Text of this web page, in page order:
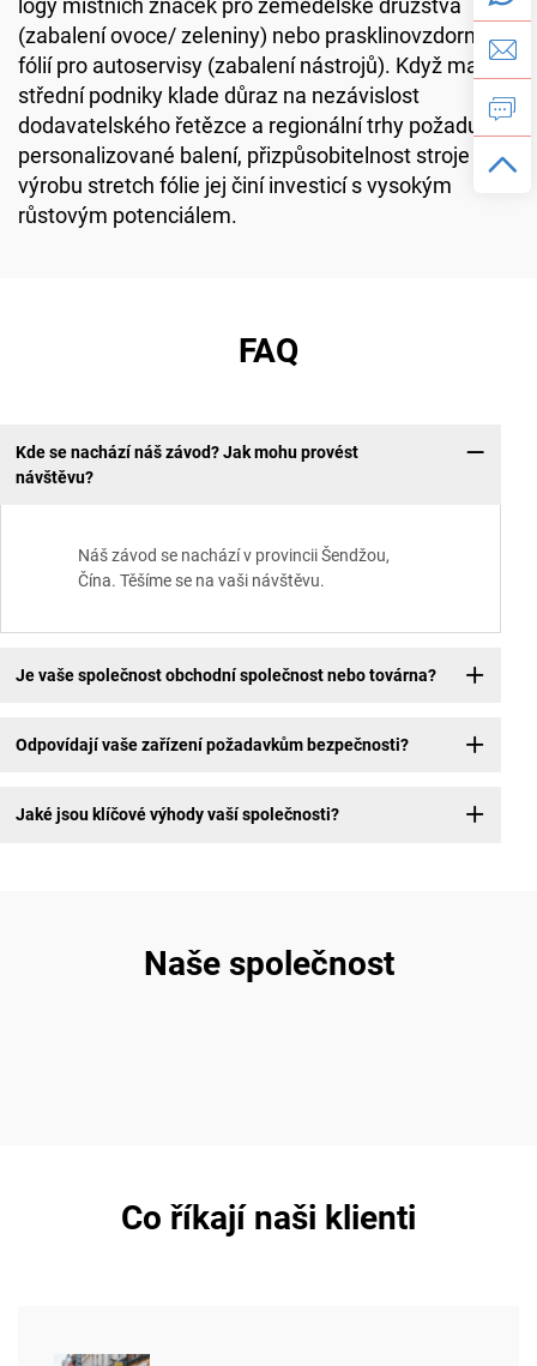
logy místních značek pro zemědělské družstva
(zabalení ovoce/ zeleniny) nebo prasklinovzdorných
fólií pro autoservisy (zabalení nástrojů). Když malé a
střední podniky klade důraz na nezávislost
dodavatelského řetězce a regionální trhy požadují
personalizované balení, přizpůsobitelnost stroje na
výrobu stretch fólie jej činí investicí s vysokým
růstovým potenciálem.
FAQ
Kde se nachází náš závod? Jak mohu provést
návštěvu?
Náš závod se nachází v provincii Šendžou,
Čína. Těšíme se na vaši návštěvu.
Je vaše společnost obchodní společnost nebo továrna?
Odpovídají vaše zařízení požadavkům bezpečnosti?
Jaké jsou klíčové výhody vaší společnosti?
Naše společnost
Co říkají naši klienti